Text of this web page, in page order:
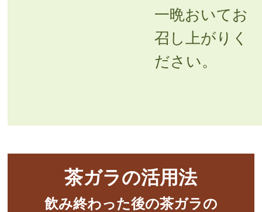
一晩おいてお
召し上がりく
ださい。
茶ガラの活用法
飲み終わった後の茶ガラの